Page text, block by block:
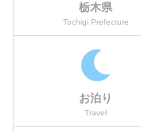
栃木県
Tochigi Prefecture
お泊り
Travel